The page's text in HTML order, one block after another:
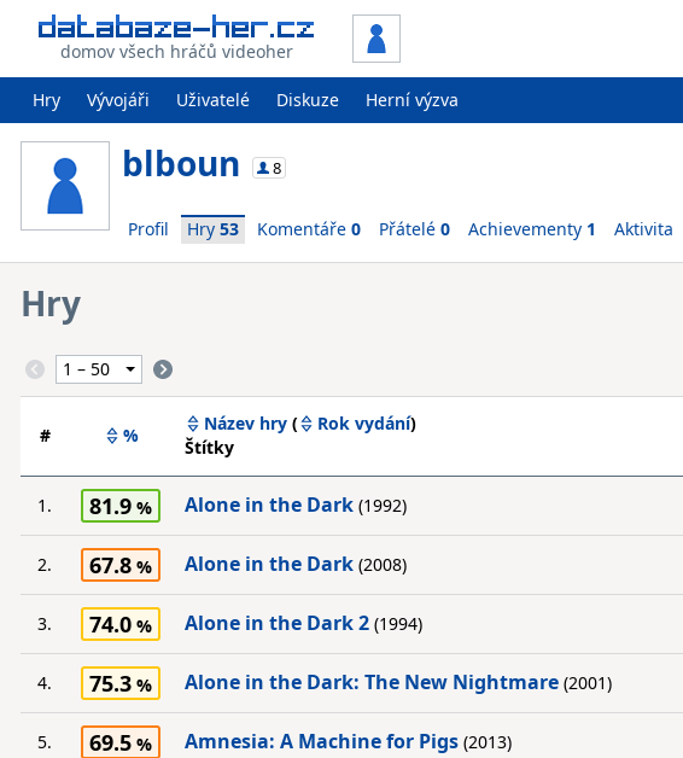
domov všech hráčů videoher
Hry Vývojáři Uživatelé Diskuze Herní výzva
blboun 8
Profil Hry 53 Komentáře 0 Přátelé 0 Achievementy 1 Aktivita
Hry
# %
Název hry ( Rok vydání)
Štítky
1. 81.9 Alone in the Dark (1992)
2. 67.8 Alone in the Dark (2008)
3. 74.0 Alone in the Dark 2 (1994)
4. 75.3 Alone in the Dark: The New Nightmare (2001)
5. 69.5 Amnesia: A Machine for Pigs (2013)